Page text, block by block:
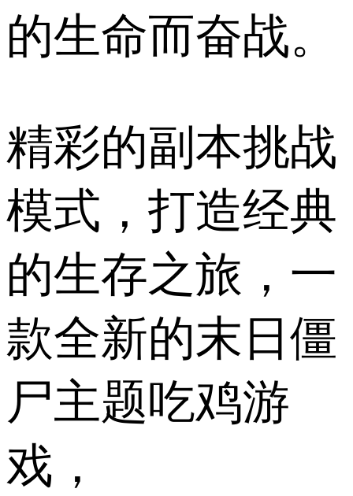
的生命而奋战。
精彩的副本挑战
模式，打造经典
的生存之旅，一
款全新的末日僵
尸主题吃鸡游
戏，